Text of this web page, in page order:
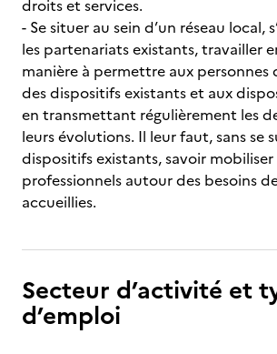
droits et services.
- Se situer au sein d’un réseau local,
les partenariats existants, travailler
manière à permettre aux personnes
des dispositifs existants et aux
en transmettant régulièrement les
leurs évolutions. Il leur faut, sans se
dispositifs existants, savoir mobiliser
professionnels autour des besoins
accueillies.
Secteur d’activité et
d’emploi